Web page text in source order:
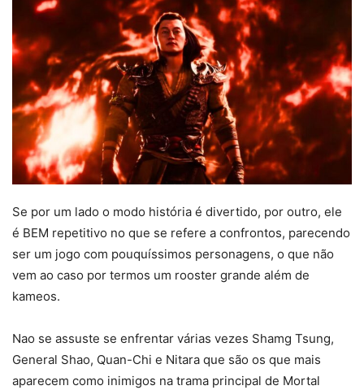
Se por um lado o modo história é divertido, por outro, ele
é BEM repetitivo no que se refere a confrontos, parecendo
ser um jogo com pouquíssimos personagens, o que não
vem ao caso por termos um rooster grande além de
kameos.
Nao se assuste se enfrentar várias vezes Shamg Tsung,
General Shao, Quan-Chi e Nitara que são os que mais
aparecem como inimigos na trama principal de Mortal